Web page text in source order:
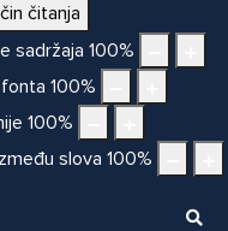
čitanja
sadržaja 100%
100%
100%
slova 100%